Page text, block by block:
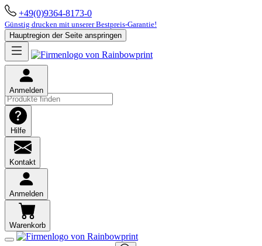
+49(0)9364-8173-0
Günstig drucken mit unserer Bestpreis-Garantie!
Hauptregion der Seite anspringen
Anmelden
Hilfe
Kontakt
Anmelden
Warenkorb